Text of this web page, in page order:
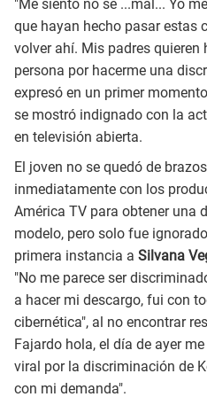
"Me siento no sé ...mal... Yo
que hayan hecho pasar estas
volver ahí. Mis padres
persona por hacerme una
expresó en un primer momento
se mostró indignado con la
en televisión abierta.
El joven no se quedó de
inmediatamente con los
América TV para obtener una
modelo, pero solo fue
primera instancia a Silvana
"No me parece ser
a hacer mi descargo, fui con
cibernética", al no encontrar
Fajardo hola, el día de ayer
viral por la discriminación de
con mi demanda".